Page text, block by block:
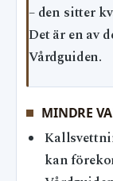
– den sitter
Det är en av
Vårdguiden.
MINDRE
kan